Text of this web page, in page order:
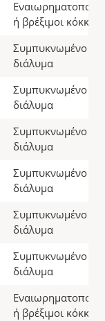
ή βρέξιμοι κόκκοι
Συμπυκνωμένο
διάλυμα
Συμπυκνωμένο
διάλυμα
Συμπυκνωμένο
διάλυμα
Συμπυκνωμένο
διάλυμα
Συμπυκνωμένο
διάλυμα
Συμπυκνωμένο
διάλυμα
ή βρέξιμοι κόκκοι